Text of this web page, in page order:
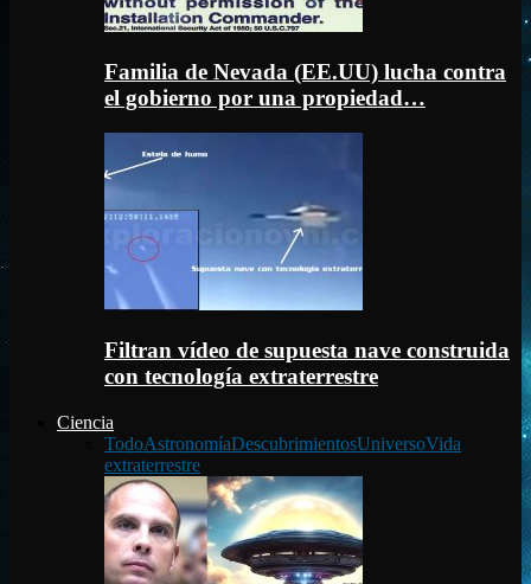
Familia de Nevada (EE.UU) lucha contra
el gobierno por una propiedad…
Filtran vídeo de supuesta nave construida
con tecnología extraterrestre
Ciencia
TodoAstronomíaDescubrimientosUniversoVida
extraterrestre